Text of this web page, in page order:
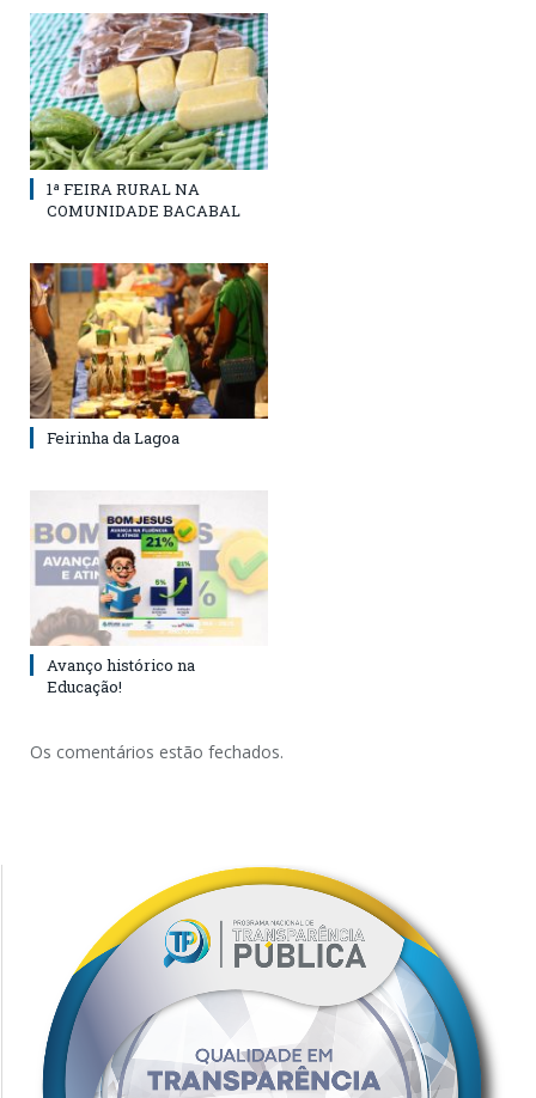
1ª FEIRA RURAL NA
COMUNIDADE BACABAL
Feirinha da Lagoa
Avanço histórico na
Educação!
Os comentários estão fechados.